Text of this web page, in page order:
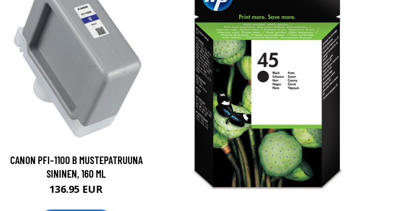
CANON PFI-1100 B MUSTEPATRUUNA
SININEN, 160 ML
136.95 EUR